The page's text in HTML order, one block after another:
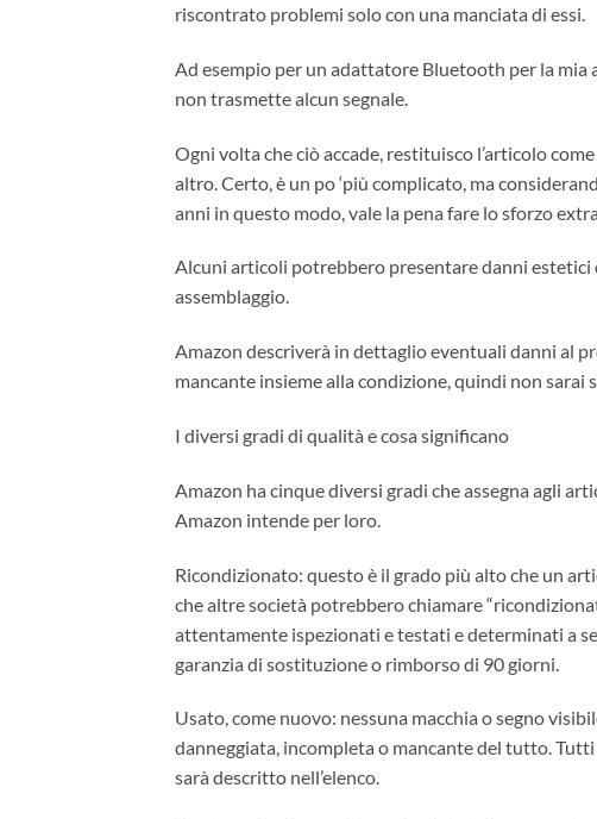
riscontrato problemi solo con una manciata di essi.
Ad esempio per un adattatore Bluetooth per la mia
non trasmette alcun segnale.
Ogni volta che ciò accade, restituisco l’articolo
altro. Certo, è un po ‘più complicato, ma
anni in questo modo, vale la pena fare lo sforzo
Alcuni articoli potrebbero presentare danni
assemblaggio.
Amazon descriverà in dettaglio eventuali danni al
mancante insieme alla condizione, quindi non sarai
I diversi gradi di qualità e cosa significano
Amazon ha cinque diversi gradi che assegna agli
Amazon intende per loro.
Ricondizionato: questo è il grado più alto che un
che altre società potrebbero chiamare
attentamente ispezionati e testati e determinati a
garanzia di sostituzione o rimborso di 90 giorni.
Usato, come nuovo: nessuna macchia o segno
danneggiata, incompleta o mancante del tutto.
sarà descritto nell’elenco.